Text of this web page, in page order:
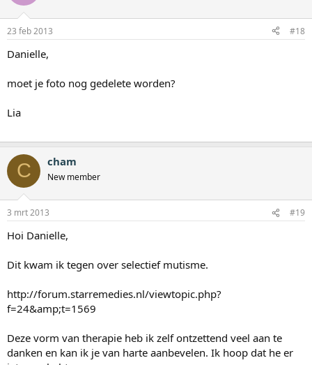
23 feb 2013 #18
Danielle,
moet je foto nog gedelete worden?
Lia
C cham
New member
3 mrt 2013 #19
Hoi Danielle,
Dit kwam ik tegen over selectief mutisme.
http://forum.starremedies.nl/viewtopic.php?
f=24&amp;t=1569
Deze vorm van therapie heb ik zelf ontzettend veel aan te
danken en kan ik je van harte aanbevelen. Ik hoop dat he er